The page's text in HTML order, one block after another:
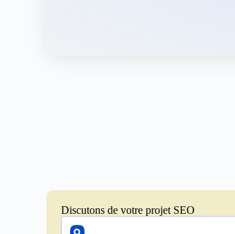
Discutons de votre projet SEO